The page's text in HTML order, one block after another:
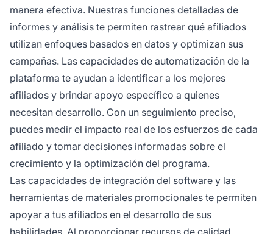
manera efectiva. Nuestras funciones detalladas de
informes y análisis te permiten rastrear qué afiliados
utilizan enfoques basados en datos y optimizan sus
campañas. Las capacidades de automatización de la
plataforma te ayudan a identificar a los mejores
afiliados y brindar apoyo específico a quienes
necesitan desarrollo. Con un seguimiento preciso,
puedes medir el impacto real de los esfuerzos de cada
afiliado y tomar decisiones informadas sobre el
crecimiento y la optimización del programa.
Las capacidades de integración del software y las
herramientas de materiales promocionales te permiten
apoyar a tus afiliados en el desarrollo de sus